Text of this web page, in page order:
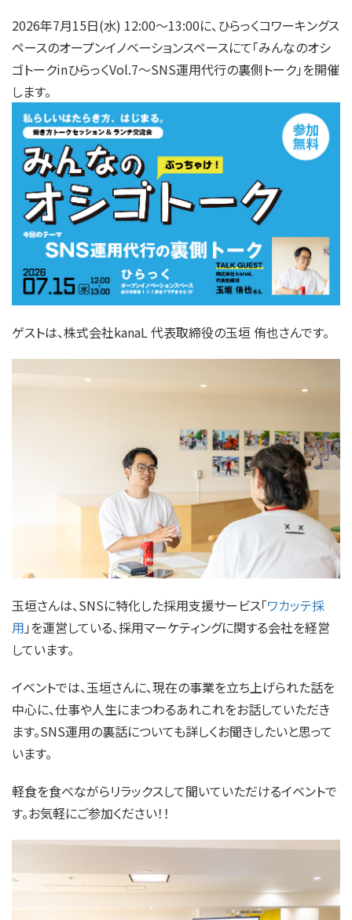
2026年7月15日(水) 12:00〜13:00に、ひらっくコワーキングス
ペースのオープンイノベーションスペースにて「みんなのオシ
ゴトークinひらっくVol.7〜SNS運用代行の裏側トーク」を開催
します。
ゲストは、株式会社kanaL 代表取締役の玉垣 侑也さんです。
玉垣さんは、SNSに特化した採用支援サービス「ワカッテ採
用 」を運営している、採用マーケティングに関する会社を経営
しています。
イベントでは、玉垣さんに、現在の事業を立ち上げられた話を
中心に、仕事や人生にまつわるあれこれをお話していただき
ます。SNS運用の裏話についても詳しくお聞きしたいと思って
います。
軽食を食べながらリラックスして聞いていただけるイベントで
す。お気軽にご参加ください！！